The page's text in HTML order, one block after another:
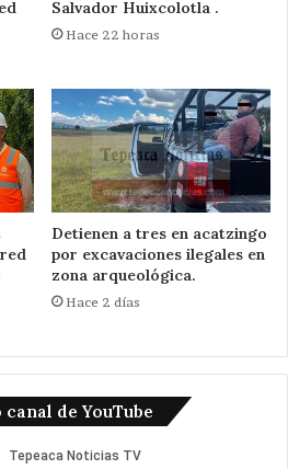
Salvador Huixcolotla .
Hace 22 horas
Detienen a tres en acatzingo
por excavaciones ilegales en
zona arqueológica.
Hace 2 días
de YouTube